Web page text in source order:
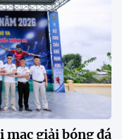
VPL-S7
ĐT Việt Nam
dưới nắng gắt tại